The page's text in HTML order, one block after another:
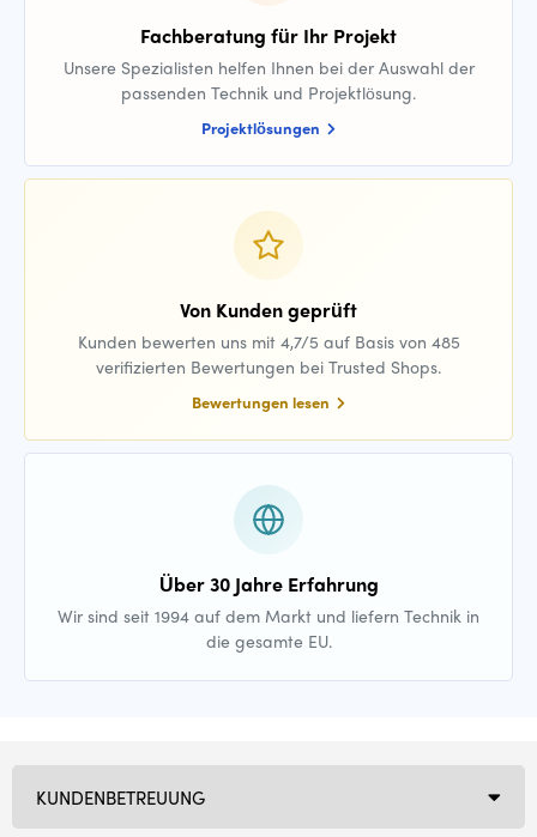
Fachberatung für Ihr Projekt
Unsere Spezialisten helfen Ihnen bei der Auswahl der
passenden Technik und Projektlösung.
Projektlösungen
Von Kunden geprüft
Kunden bewerten uns mit 4,7/5 auf Basis von 485
verifizierten Bewertungen bei Trusted Shops.
Bewertungen lesen
Über 30 Jahre Erfahrung
Wir sind seit 1994 auf dem Markt und liefern Technik in
die gesamte EU.
KUNDENBETREUUNG